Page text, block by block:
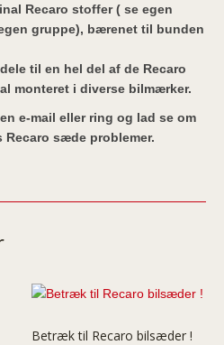
Recaro stoffer ( se egen
gruppe), bærenet til bunden
til en hel del af de Recaro
monteret i diverse bilmærker.
e-mail eller ring og lad se om
sæde problemer.
Betræk til Recaro bilsæder !